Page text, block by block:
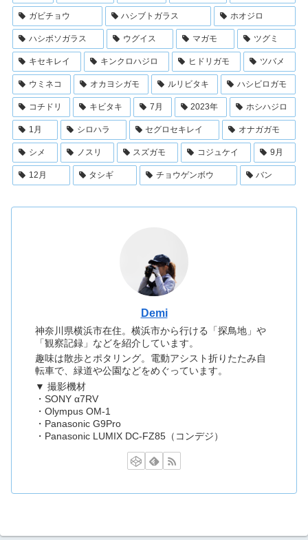
ガビチョウ ハシブトガラス ホオジロ
ハシボソガラス ウグイス マガモ ツグミ
キセキレイ キンクロハジロ ヒドリガモ ツバメ
ウミネコ オカヨシガモ ルリビタキ ハシビロガモ
コチドリ キビタキ 7月 2023年 ホシハジロ
1月 シロハラ セグロセキレイ オナガガモ
シメ ノスリ スズガモ コジュケイ 9月
12月 タシギ チョウゲンボウ バン
Demi
神奈川県横浜市在住。横浜市から行ける「探鳥地」や
「観察記録」などを紹介しています。
趣味は散歩とポタリング。電動アシスト折りたたみ自
転車で、緑道や公園などをめぐっています。
▼ 撮影機材
・SONY α7RV
・Olympus OM-1
・Panasonic G9Pro
・Panasonic LUMIX DC-FZ85（コンデジ）